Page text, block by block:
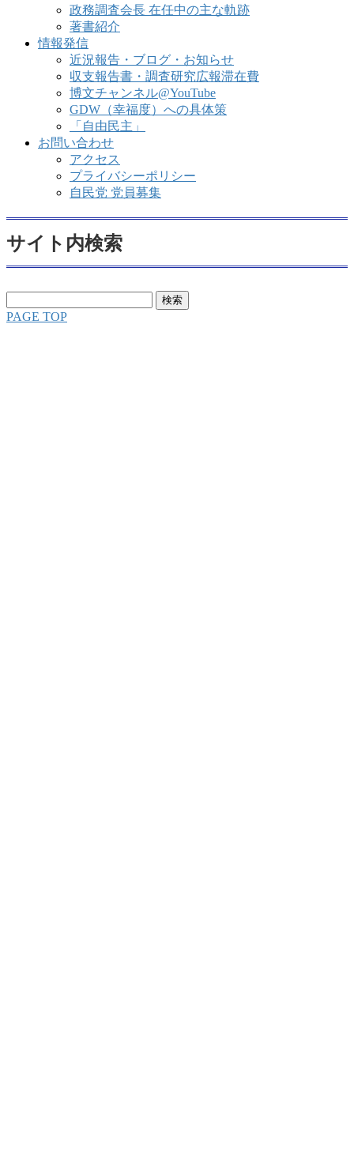
政務調査会長 在任中の主な軌跡
著書紹介
情報発信
近況報告・ブログ・お知らせ
収支報告書・調査研究広報滞在費
博文チャンネル@YouTube
GDW（幸福度）への具体策
「自由民主」
お問い合わせ
アクセス
プライバシーポリシー
自民党 党員募集
サイト内検索
索:
PAGE TOP